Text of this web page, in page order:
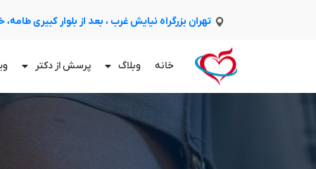
تهران بزرگراه نیایش غرب ، بعد از بلوار کبیری
خانه وبلاگ پرسش از دکتر